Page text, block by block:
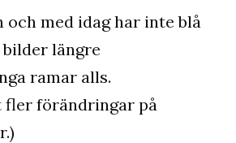
och med idag har inte blå
längre
ramar alls.
fler förändringar på